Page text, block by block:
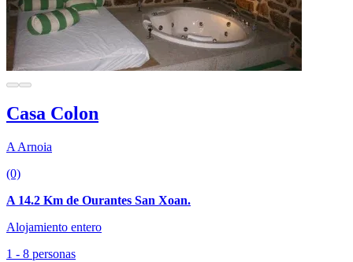
Casa Colon
A Arnoia
(0)
A 14.2 Km de Ourantes San Xoan.
Alojamiento entero
1 - 8 personas